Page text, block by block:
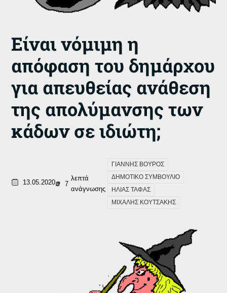
Είναι νόμιμη η
απόφαση του δημάρχου
για απευθείας ανάθεση
της απολύμανσης των
κάδων σε ιδιώτη;
13.05.2020 7
λεπτά
ανάγνωσης
ΓΙΑΝΝΗΣ ΒΟΥΡΟΣ
ΔΗΜΟΤΙΚΟ ΣΥΜΒΟΥΛΙΟ
ΗΛΙΑΣ ΤΑΦΑΣ
ΜΙΧΑΛΗΣ ΚΟΥΤΣΑΚΗΣ